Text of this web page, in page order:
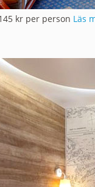
kr per person Läs